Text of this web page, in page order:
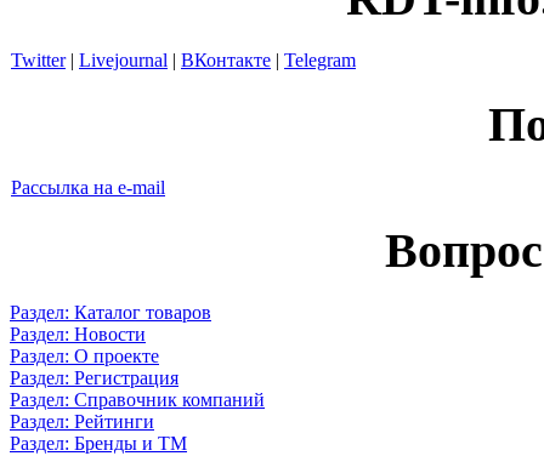
Twitter| Livejournal | ВКонтакте | Telegram
Рассылка на e-mail
Раздел: Каталог товаров
Раздел: Новости
Раздел: О проекте
Раздел: Регистрация
Раздел: Справочник компаний
Раздел: Рейтинги
Раздел: Бренды и ТМ